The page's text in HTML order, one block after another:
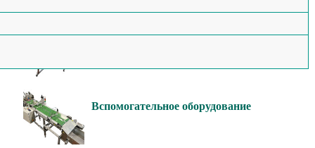
Вспомогательное оборудование